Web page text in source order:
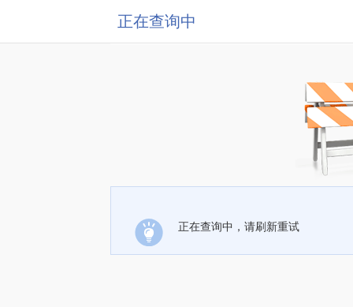
正在查询中
正在查询中，请刷新重试